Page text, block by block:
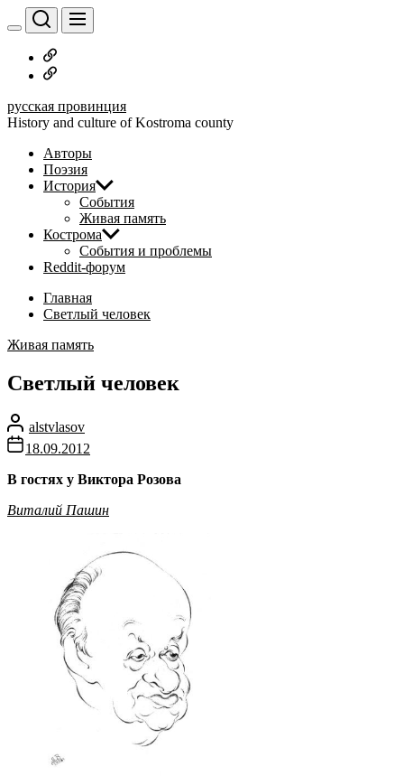
Перейти
к
содержимому
Русское
дворянство
Наши
русская провинция
History and culture of Kostroma county
Авторы
Поэзия
История
События
Живая память
Кострома
События и проблемы
Reddit-форум
Главная
Светлый человек
Живая память
Светлый человек
alstvlasov
18.09.2012
В гостях у Виктора Розова
Виталий Пашин